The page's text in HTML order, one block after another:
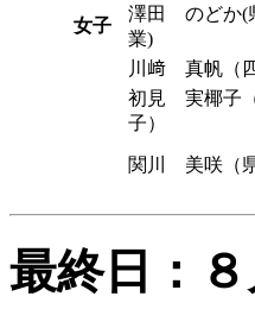
女子
澤田 のどか(
業)
川﨑 真帆（
初見 実椰子
子）
関川 美咲（
最終日：